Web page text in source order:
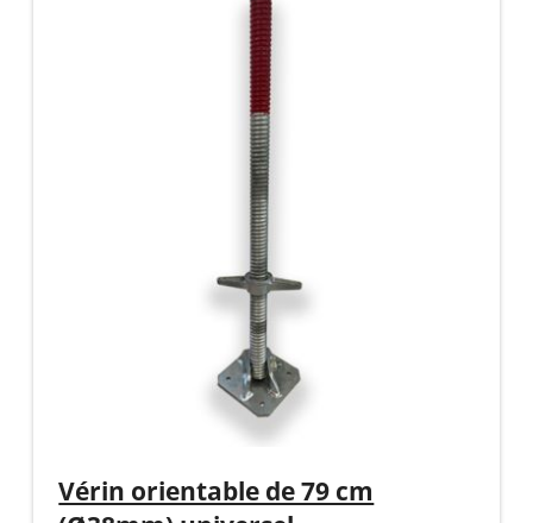
Vérin orientable de 79 cm